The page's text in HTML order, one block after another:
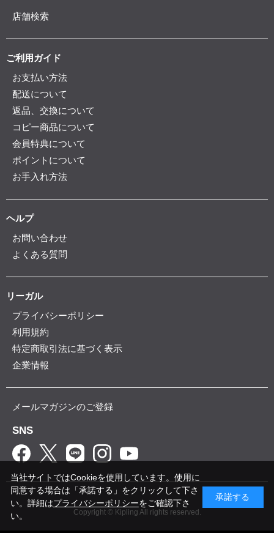
店舗検索
ご利用ガイド
お支払い方法
配送について
返品、交換について
コピー商品について
会員特典について
ポイントについて
お手入れ方法
ヘルプ
お問い合わせ
よくある質問
リーガル
プライバシーポリシー
利用規約
特定商取引法に基づく表示
企業情報
メールマガジンのご登録
SNS
Copyright © Kipling All rights reserved.
当社サイトではCookieを使用しています。使用に
同意する場合は「承諾する」をクリックして下さ
い。詳細はプライバシーポリシーをご確認下さ
い。
承諾する